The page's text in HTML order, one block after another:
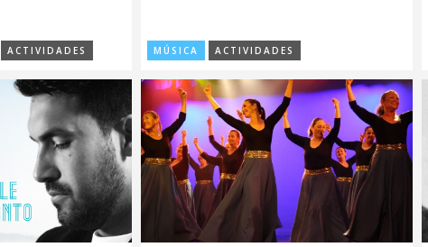
ACTIVIDADES MÚSICA ACTIVIDADES